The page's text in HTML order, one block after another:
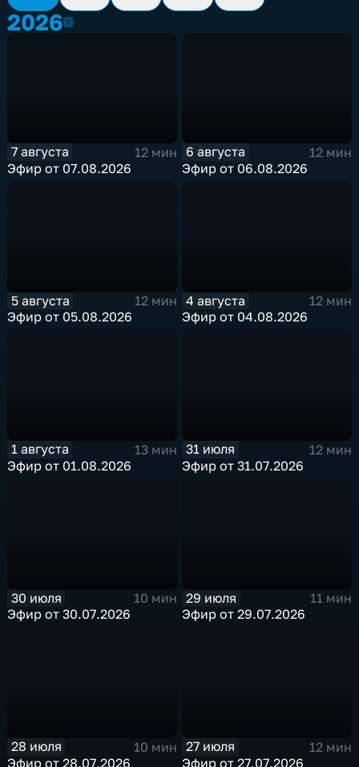
20262026
7 августа
12 мин
Эфир от 07.08.2026
6 августа
12 мин
Эфир от 06.08.2026
5 августа
12 мин
Эфир от 05.08.2026
4 августа
12 мин
Эфир от 04.08.2026
1 августа
13 мин
Эфир от 01.08.2026
31 июля
12 мин
Эфир от 31.07.2026
30 июля
10 мин
Эфир от 30.07.2026
29 июля
11 мин
Эфир от 29.07.2026
28 июля
10 мин
Эфир от 28.07.2026
27 июля
12 мин
Эфир от 27.07.2026